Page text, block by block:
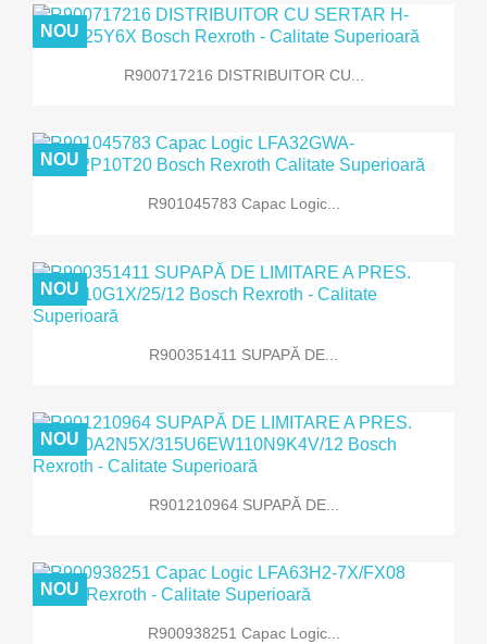
R900717216 DISTRIBUITOR CU...
NOU
R901045783 Capac Logic...
NOU
R900351411 SUPAPĂ DE...
NOU
R901210964 SUPAPĂ DE...
NOU
R900938251 Capac Logic...
NOU